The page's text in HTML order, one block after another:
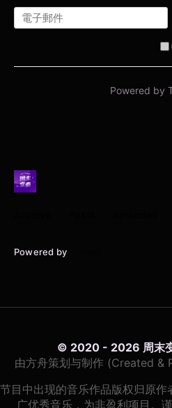
Powered by
© 2020 - 2026 周末
由方舟策划与制作 (Created
节目中出现的音乐作品版权归原
广优秀音乐，为非盈利项目。